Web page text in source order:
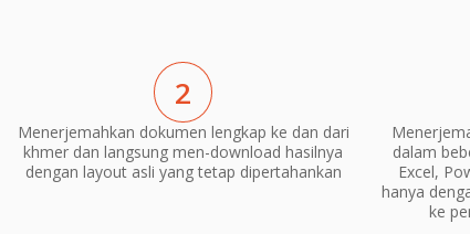
2
Menerjemahkan dokumen lengkap ke dan dari
khmer dan langsung men-download hasilnya
dengan layout asli yang tetap dipertahankan
dalam
Excel,
hanya
ke